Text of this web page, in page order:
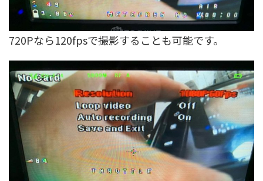
720Pなら120fpsで撮影することも可能です。